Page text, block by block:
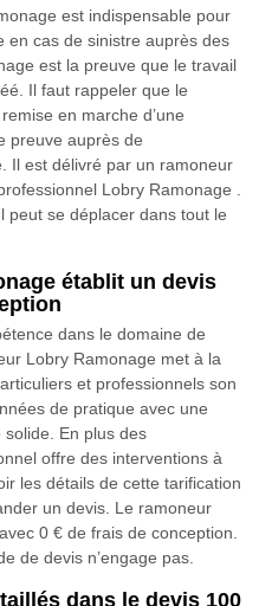
est indispensable pour
en cas de sinistre auprès des
est la preuve que le travail
Il faut rappeler que le
en marche d’une
preuve auprès de
Il est délivré par un ramoneur
Lobry Ramonage .
peut se déplacer dans tout le
établit un devis
dans le domaine de
Lobry Ramonage met à la
et professionnels son
de pratique avec une
En plus des
offre des interventions à
les détails de cette tarification
un devis. Le ramoneur
0 € de frais de conception.
de devis n’engage pas.
dans le devis 100